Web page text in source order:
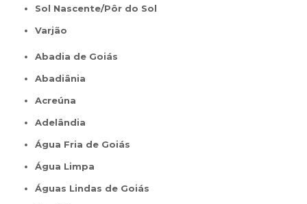
Sol Nascente/Pôr do Sol
Varjão
Abadia de Goiás
Abadiânia
Acreúna
Adelândia
Água Fria de Goiás
Água Limpa
Águas Lindas de Goiás